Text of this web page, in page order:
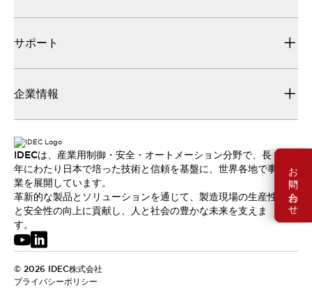
お問い合わせ
サポート
企業情報
IDECは、産業用制御・安全・オートメーション分野で、長
年にわたり日本で培った技術と信頼を基盤に、世界各地で事
業を展開しています。
革新的な製品とソリューションを通じて、製造現場の生産性
と安全性の向上に貢献し、人と社会の豊かな未来を支えま
す。
© 2026 IDEC株式会社
プライバシーポリシー